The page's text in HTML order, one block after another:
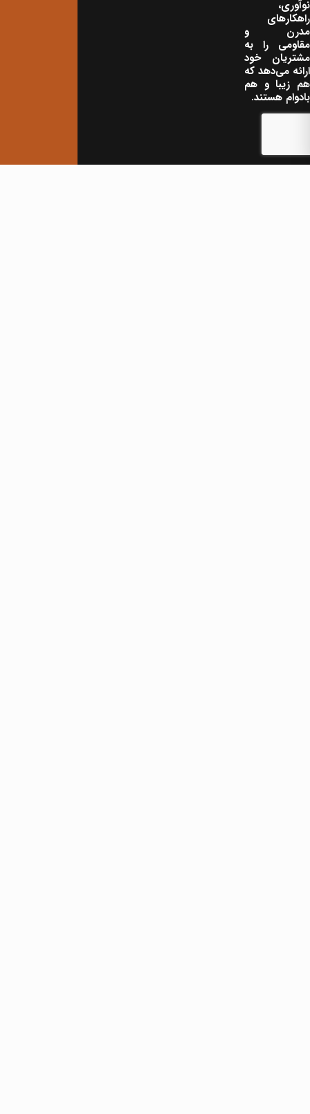
نوآوری،
راهکارهای
مدرن و
مقاومی را به
مشتریان خود
ارائه می‌دهد که
هم زیبا و هم
بادوام هستند.